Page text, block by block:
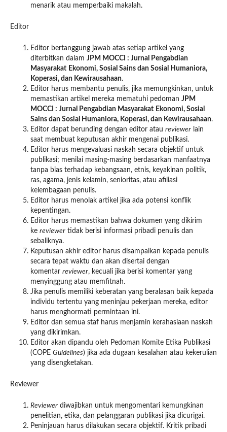
menarik atau memperbaiki makalah.
Editor
Editor bertanggung jawab atas setiap artikel yang
diterbitkan dalam JPM MOCCI : Jurnal Pengabdian
Masyarakat Ekonomi, Sosial Sains dan Sosial Humaniora,
Koperasi, dan Kewirausahaan.
Editor harus membantu penulis, jika memungkinkan, untuk
memastikan artikel mereka mematuhi pedoman JPM
MOCCI : Jurnal Pengabdian Masyarakat Ekonomi, Sosial
Sains dan Sosial Humaniora, Koperasi, dan Kewirausahaan.
Editor dapat berunding dengan editor atau reviewerlain
saat membuat keputusan akhir mengenai publikasi.
Editor harus mengevaluasi naskah secara objektif untuk
publikasi; menilai masing-masing berdasarkan manfaatnya
tanpa bias terhadap kebangsaan, etnis, keyakinan politik,
ras, agama, jenis kelamin, senioritas, atau afiliasi
kelembagaan penulis.
Editor harus menolak artikel jika ada potensi konflik
kepentingan.
Editor harus memastikan bahwa dokumen yang dikirim
ke reviewertidak berisi informasi pribadi penulis dan
sebaliknya.
Keputusan akhir editor harus disampaikan kepada penulis
secara tepat waktu dan akan disertai dengan
komentar reviewer, kecuali jika berisi komentar yang
menyinggung atau memfitnah.
Jika penulis memiliki keberatan yang beralasan baik kepada
individu tertentu yang meninjau pekerjaan mereka, editor
harus menghormati permintaan ini.
Editor dan semua staf harus menjamin kerahasiaan naskah
yang dikirimkan.
Editor akan dipandu oleh Pedoman Komite Etika Publikasi
(COPE Guidelines) jika ada dugaan kesalahan atau kekerulian
yang disengketakan.
Reviewer
Reviewerdiwajibkan untuk mengomentari kemungkinan
penelitian, etika, dan pelanggaran publikasi jika dicurigai.
Peninjauan harus dilakukan secara objektif. Kritik pribadi